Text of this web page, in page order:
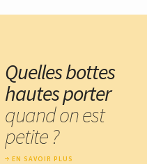
Quelles bottes
hautes porter
quand on est
petite ?
EN SAVOIR PLUS